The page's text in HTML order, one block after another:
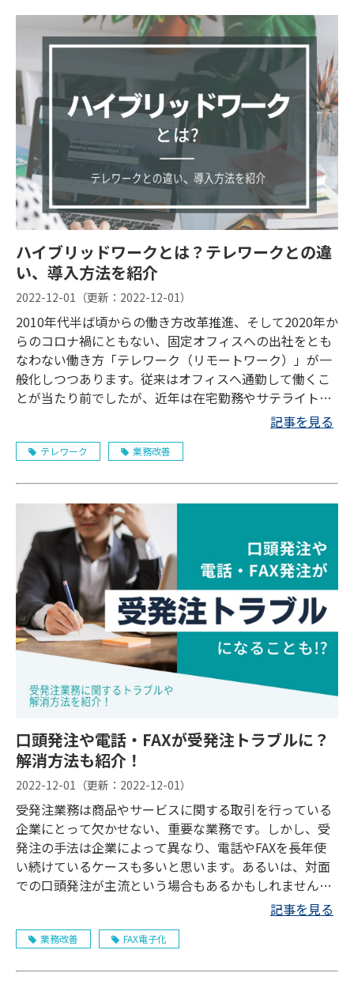
します。デスクワーク業務を効率化し、より働きやすい
職場にしたいとお考えの方は、ぜひご参考にしてくださ
ハイブリッドワークとは？テレワークとの違
い、導入方法を紹介
2022-12-01 （更新： 2022-12-01）
2010年代半ば頃からの働き方改革推進、そして2020年か
らのコロナ禍にともない、固定オフィスへの出社をとも
なわない働き方「テレワーク（リモートワーク）」が一
般化しつつあります。従来はオフィスへ通勤して働くこ
とが当たり前でしたが、近年は在宅勤務やサテライトオ
フィスへの出社が珍しくなくなりました。柔軟な働き方
形態について耳にしたことのある方もいると思います。
でしょうか。この記事ではハイブリッドワークの概要を
ご説明し、そのメリットや導入の注意点、ハイブリッド
ワーク導入におすすめのツールなどをご紹介します。
記事を見る
テレワーク 業務改善
口頭発注や電話・FAXが受発注トラブルに？
解消方法も紹介！
2022-12-01 （更新： 2022-12-01）
受発注業務は商品やサービスに関する取引を行っている
企業にとって欠かせない、重要な業務です。しかし、受
発注の手法は企業によって異なり、電話やFAXを長年使
い続けているケースも多いと思います。あるいは、対面
での口頭発注が主流という場合もあるかもしれません。
そこでこの記事では、受発注業務においてトラブルを招
発注業務におすすめのツールなどをご紹介します。受発
記事を見る
業務改善 FAX電子化